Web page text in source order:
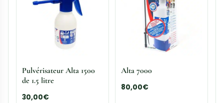
Pulvérisateur Alta 1500
de 1.5 litre
30,00€
Alta 7000
80,00€